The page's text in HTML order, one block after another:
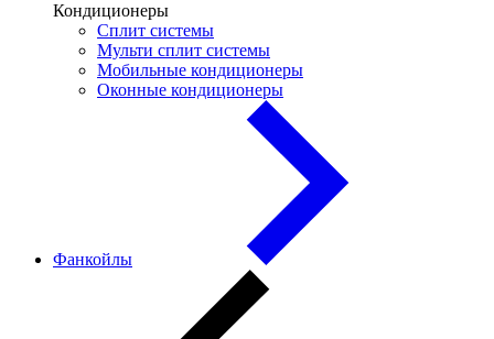
Кондиционеры
Сплит системы
Мульти сплит системы
Мобильные кондиционеры
Оконные кондиционеры
Фанкойлы